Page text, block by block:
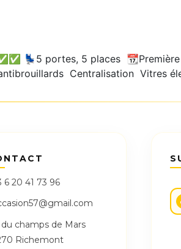
💺5 portes, 5 places
Centralisation Vitres
6 20 41 73 96
du champs de Mars
Richemont